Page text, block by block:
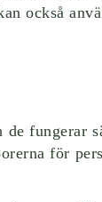
också
de
för